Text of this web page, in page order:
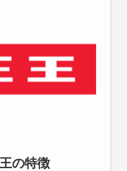
の特徴